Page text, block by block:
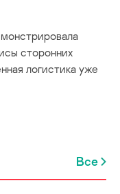
сторонних
логистика уже
Все